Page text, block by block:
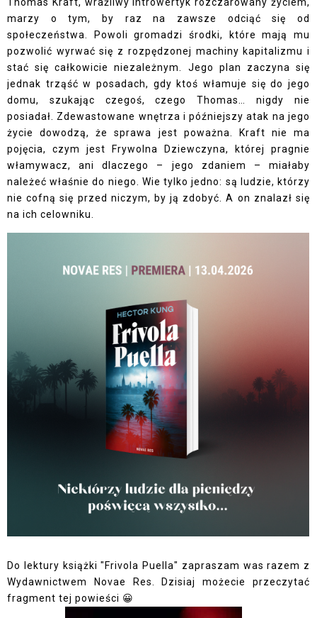
Thomas Kraft, wrażliwy introwertyk rozczarowany życiem,
marzy o tym, by raz na zawsze odciąć się od
społeczeństwa. Powoli gromadzi środki, które mają mu
pozwolić wyrwać się z rozpędzonej machiny kapitalizmu i
stać się całkowicie niezależnym. Jego plan zaczyna się
jednak trząść w posadach, gdy ktoś włamuje się do jego
domu, szukając czegoś, czego Thomas… nigdy nie
posiadał. Zdewastowane wnętrza i późniejszy atak na jego
życie dowodzą, że sprawa jest poważna. Kraft nie ma
pojęcia, czym jest Frywolna Dziewczyna, której pragnie
włamywacz, ani dlaczego – jego zdaniem – miałaby
należeć właśnie do niego. Wie tylko jedno: są ludzie, którzy
nie cofną się przed niczym, by ją zdobyć. A on znalazł się
na ich celowniku.
Do lektury książki "Frivola Puella" zapraszam was razem z
Wydawnictwem Novae Res. Dzisiaj możecie przeczytać
fragment tej powieści 😀